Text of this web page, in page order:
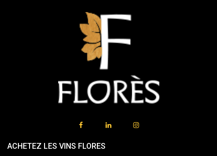
ACHETEZ LES VINS FLORES